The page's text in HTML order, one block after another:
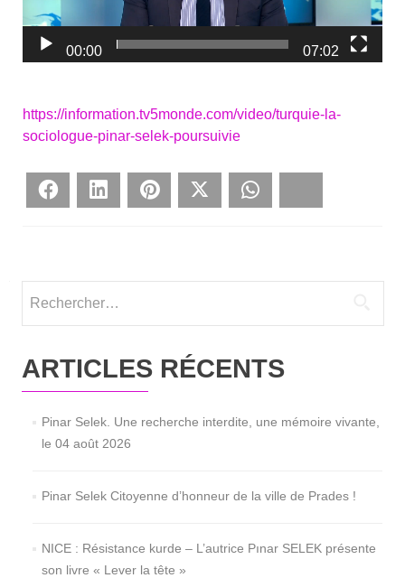
00:00 07:02
https://information.tv5monde.com/video/turquie-la-
sociologue-pinar-selek-poursuivie
Face­bookLin­ke­dIn Pin­te­rest Twit­ter
ARTICLES RÉCENTS
Pinar Selek. Une recherche interdite, une mémoire vivante,
le 04 août 2026
Pinar Selek Citoyenne d’honneur de la ville de Prades !
NICE : Résistance kurde – L’autrice Pınar SELEK présente
son livre « Lever la tête »